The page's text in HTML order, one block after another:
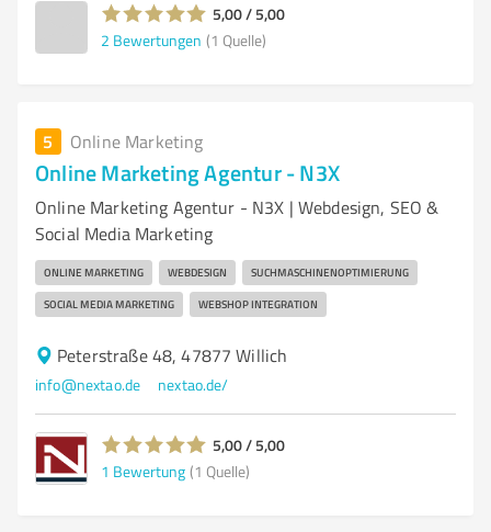
5,00 / 5,00
2 Bewertungen (1 Quelle)
5 Online Marketing
Online Marketing Agentur - N3X
Online Marketing Agentur - N3X | Webdesign, SEO &
Social Media Marketing
ONLINE MARKETING WEBDESIGN SUCHMASCHINENOPTIMIERUNG
SOCIAL MEDIA MARKETING WEBSHOP INTEGRATION
Peterstraße 48, 47877 Willich
info@nextao.de nextao.de/
5,00 / 5,00
1 Bewertung (1 Quelle)